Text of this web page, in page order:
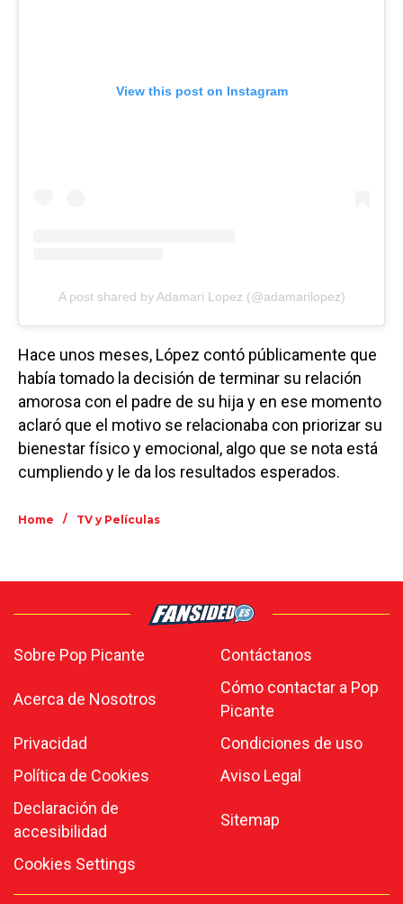
View this post on Instagram
A post shared by Adamari Lopez (@adamarilopez)
Hace unos meses, López contó públicamente que
había tomado la decisión de terminar su relación
amorosa con el padre de su hija y en ese momento
aclaró que el motivo se relacionaba con priorizar su
bienestar físico y emocional, algo que se nota está
cumpliendo y le da los resultados esperados.
Home / TV y Películas
Sobre Pop Picante Contáctanos
Acerca de Nosotros
Cómo contactar a Pop
Picante
Privacidad
Condiciones de uso
Política de Cookies
Aviso Legal
Declaración de
accesibilidad
Sitemap
Cookies Settings